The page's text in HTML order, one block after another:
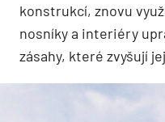
konstrukcí, znovu
nosníky a interiéry
zásahy, které zvyšují